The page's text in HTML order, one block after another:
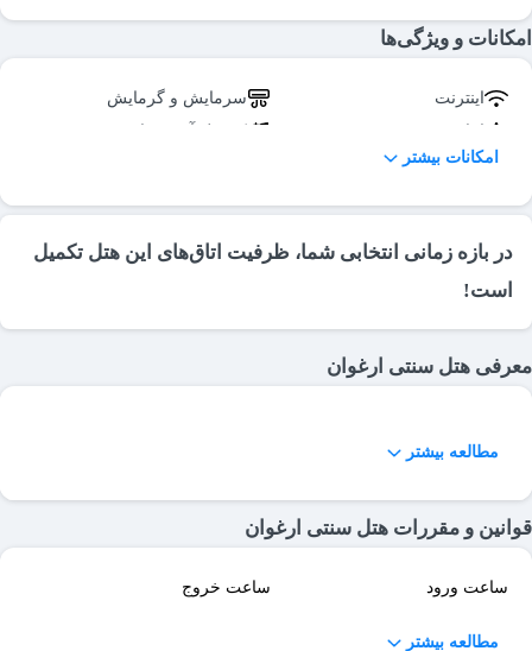
امکانات و ویژگی‌ها
اینترنت
سرمایش و گرمایش
نمازخانه
امکانات بیشتر
در بازه زمانی انتخابی شما، ظرفیت اتاق‌های این هتل تکمیل
است!
معرفی هتل سنتی ارغوان
مطالعه بیشتر
قوانین و مقررات هتل سنتی ارغوان
ساعت ورود ساعت خروج
مطالعه بیشتر